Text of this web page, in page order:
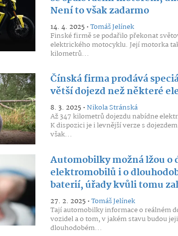
Není to však zadarmo
14. 4. 2025 •Tomáš Jelínek
Finské firmě se podařilo překonat
elektrického motocyklu. Její motorka
kilometrů...
Čínská firma prodává
větší dojezd než některé
8. 3. 2025 •Nikola Stránská
Až 347 kilometrů dojezdu nabídne
K dispozici je i levnější verze s
však...
Automobilky možná lžou o
elektromobilů i o
baterií, úřady kvůli tomu
27. 2. 2025 •Tomáš Jelínek
Tají automobilky informace o reálném
vozidel a o tom, v jakém stavu budou
dlouhodobém...